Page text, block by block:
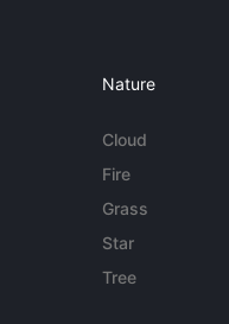
Nature
Cloud
Fire
Grass
Star
Tree